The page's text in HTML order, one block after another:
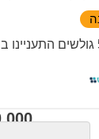
גולשים התעניינו